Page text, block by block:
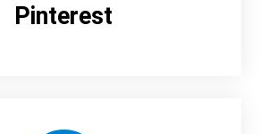
Pinterest